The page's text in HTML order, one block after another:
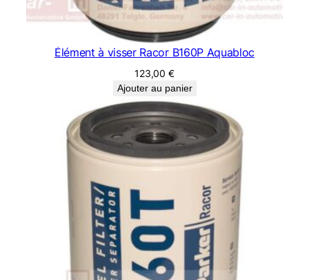
Élément à visser Racor B160P Aquabloc
123,00€
Ajouter au panier